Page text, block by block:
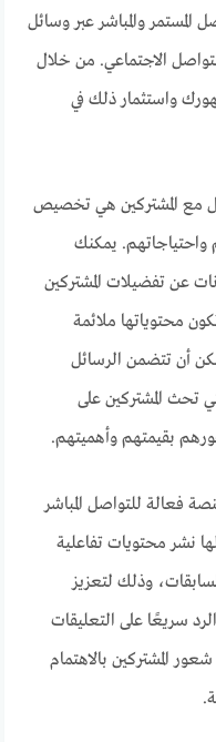
والمباشر عبر وسائل
الاجتماعي. من خلال
واستثمار ذلك في
مع المشتركين هي تخصيص
واحتياجاتهم. يمكنك
عن تفضيلات المشتركين
محتوياتها ملائمة
أن تتضمن الرسائل
تحث المشتركين على
بقيمتهم وأهميتهم.
فعالة للتواصل المباشر
نشر محتويات تفاعلية
وذلك لتعزيز
سريعًا على التعليقات
المشتركين بالاهتمام